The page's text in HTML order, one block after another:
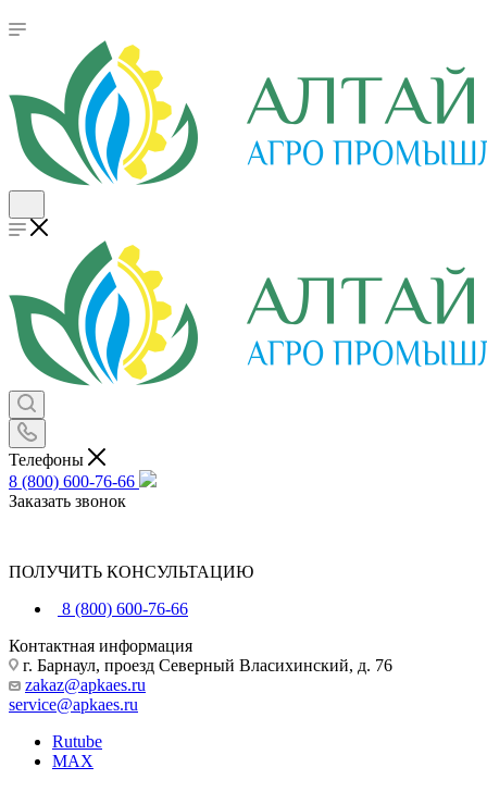
Телефоны
8 (800) 600-76-66
Заказать звонок
ПОЛУЧИТЬ КОНСУЛЬТАЦИЮ
8 (800) 600-76-66
Контактная информация
г. Барнаул, проезд Северный Власихинский, д. 76
zakaz@apkaes.ru
service@apkaes.ru
Rutube
MAX